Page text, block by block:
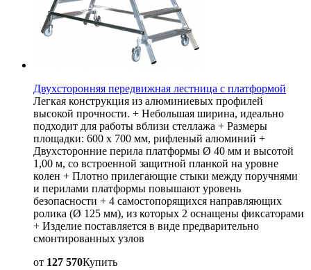
Двухсторонняя передвижная лестница с платформой
Легкая конструкция из алюминиевых профилей
высокой прочности. + Небольшая ширина, идеально
подходит для работы вблизи стеллажа + Размеры
площадки: 600 х 700 мм, рифленый алюминий +
Двухсторонние перила платформы Ø 40 мм и высотой
1,00 м, со встроенной защитной планкой на уровне
колен + Плотно прилегающие стыки между поручнями
и перилами платформы повышают уровень
безопасности + 4 самостопорящихся направляющих
ролика (Ø 125 мм), из которых 2 оснащены фиксаторами
+ Изделие поставляется в виде предварительно
смонтированных узлов
от 127 570Купить